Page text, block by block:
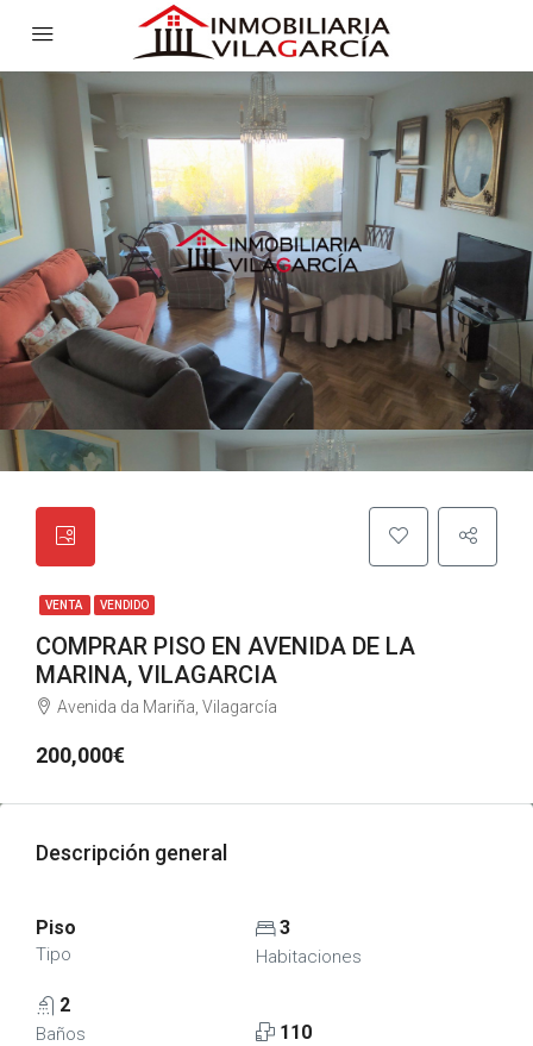
VENTA VENDIDO
COMPRAR PISO EN AVENIDA DE LA
MARINA, VILAGARCIA
Avenida da Mariña, Vilagarcía
200,000€
Descripción general
Piso
Tipo
3
Habitaciones
2
Baños 110